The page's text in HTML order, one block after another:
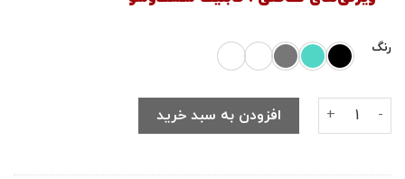
رنگ
ست چهار عددی چمدان WENGER مدل 9535 عددافزودن به سبد خرید